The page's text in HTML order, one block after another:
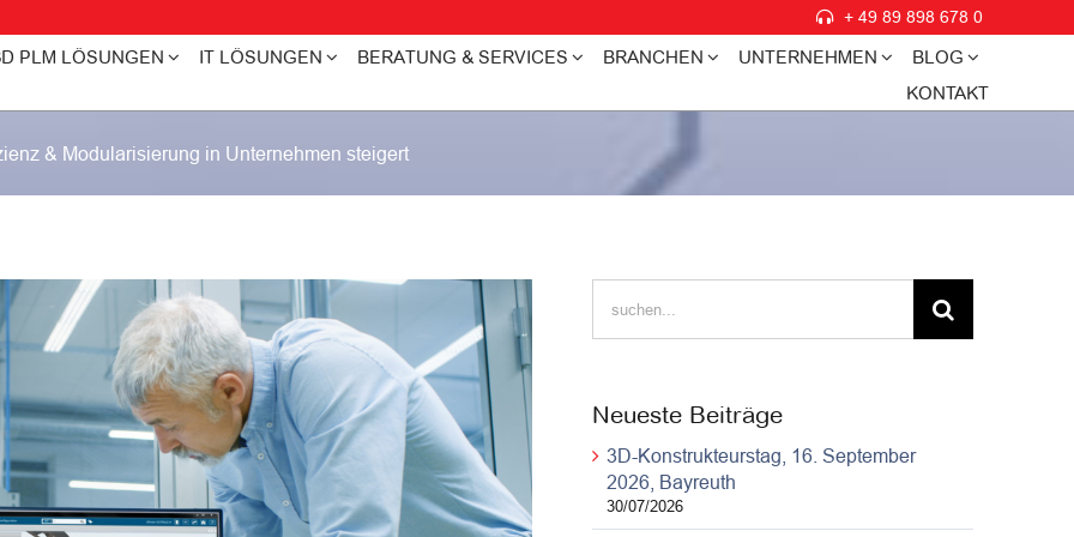
+ 49 89 898 678 0
PLM LÖSUNGEN IT LÖSUNGEN BERATUNG & SERVICES BRANCHEN UNTERNEHMEN
BLOG
KONTAKT
& Modularisierung in Unternehmen steigert
Neueste Beiträge
3D-Konstrukteurstag, 16. September
2026, Bayreuth
30/07/2026